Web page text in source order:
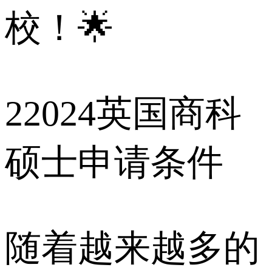
校！🌟
22024英国商科
硕士申请条件
随着越来越多的